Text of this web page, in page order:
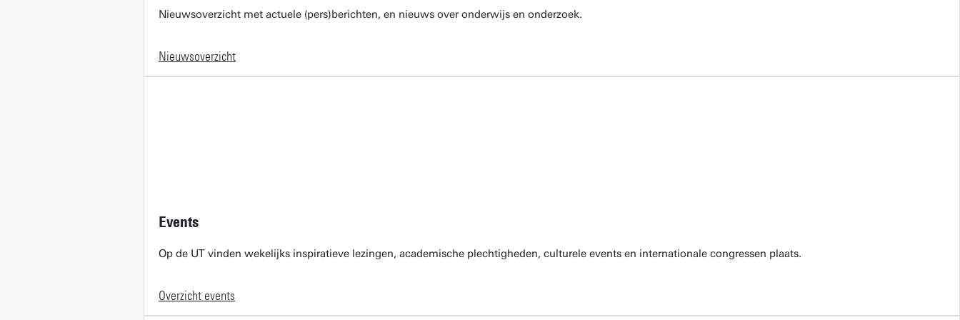
Nieuwsoverzicht met actuele (pers)berichten, en nieuws over onderwijs en onderzoek.
Nieuwsoverzicht
Events
Op de UT vinden wekelijks inspiratieve lezingen, academische plechtigheden, culturele events en internationale congressen plaats.
Overzicht events